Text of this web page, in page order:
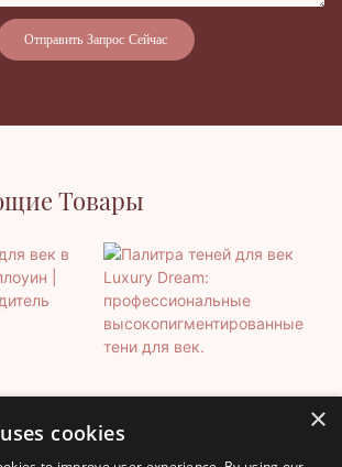
Отправить Запрос Сейчас
Товары
×
cookies